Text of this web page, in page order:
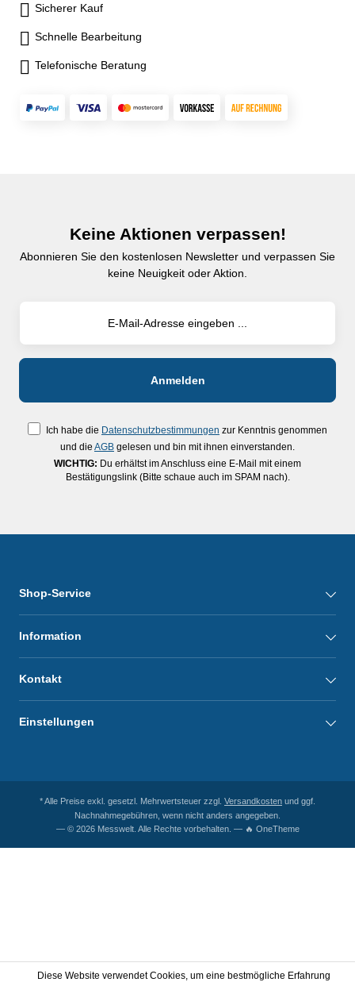
Sicherer Kauf
Schnelle Bearbeitung
Telefonische Beratung
Keine Aktionen verpassen!
Abonnieren Sie den kostenlosen Newsletter und verpassen Sie
keine Neuigkeit oder Aktion.
Ich habe die Datenschutzbestimmungen zur Kenntnis genommen
und die AGB gelesen und bin mit ihnen einverstanden.
WICHTIG: Du erhältst im Anschluss eine E-Mail mit einem
Bestätigungslink (Bitte schaue auch im SPAM nach).
Shop-Service
Information
Kontakt
Einstellungen
* Alle Preise exkl. gesetzl. Mehrwertsteuer zzgl. Versandkosten und ggf.
Nachnahmegebühren, wenn nicht anders angegeben.
— © 2026 Messwelt. Alle Rechte vorbehalten. — 🔥 OneTheme
Diese Website verwendet Cookies, um eine bestmögliche Erfahrung